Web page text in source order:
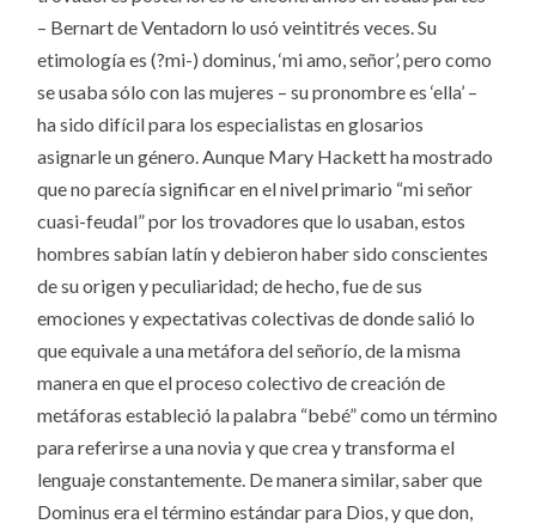
– Bernart de Ventadorn lo usó veintitrés veces. Su
etimología es (?mi-) dominus, ‘mi amo, señor’, pero como
se usaba sólo con las mujeres – su pronombre es ‘ella’ –
ha sido difícil para los especialistas en glosarios
asignarle un género. Aunque Mary Hackett ha mostrado
que no parecía significar en el nivel primario “mi señor
cuasi-feudal” por los trovadores que lo usaban, estos
hombres sabían latín y debieron haber sido conscientes
de su origen y peculiaridad; de hecho, fue de sus
emociones y expectativas colectivas de donde salió lo
que equivale a una metáfora del señorío, de la misma
manera en que el proceso colectivo de creación de
metáforas estableció la palabra “bebé” como un término
para referirse a una novia y que crea y transforma el
lenguaje constantemente. De manera similar, saber que
Dominus era el término estándar para Dios, y que don,